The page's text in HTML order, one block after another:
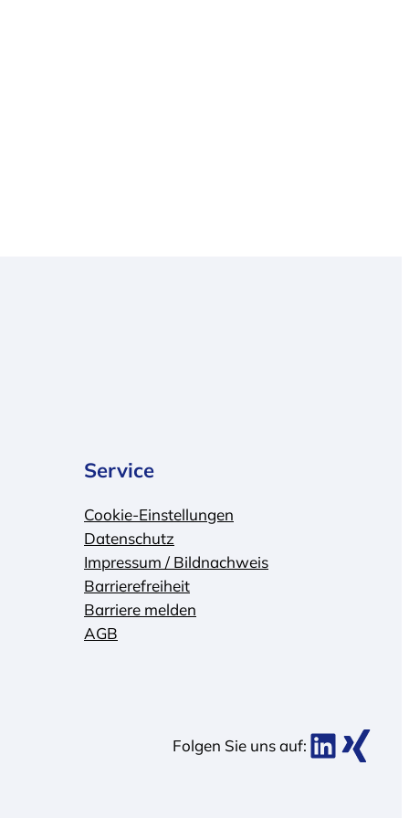
Service
Cookie-Einstellungen
Datenschutz
Impressum / Bildnachweis
Barrierefreiheit
Barriere melden
AGB
Folgen Sie uns auf: BDK bei
BDK bei Xing